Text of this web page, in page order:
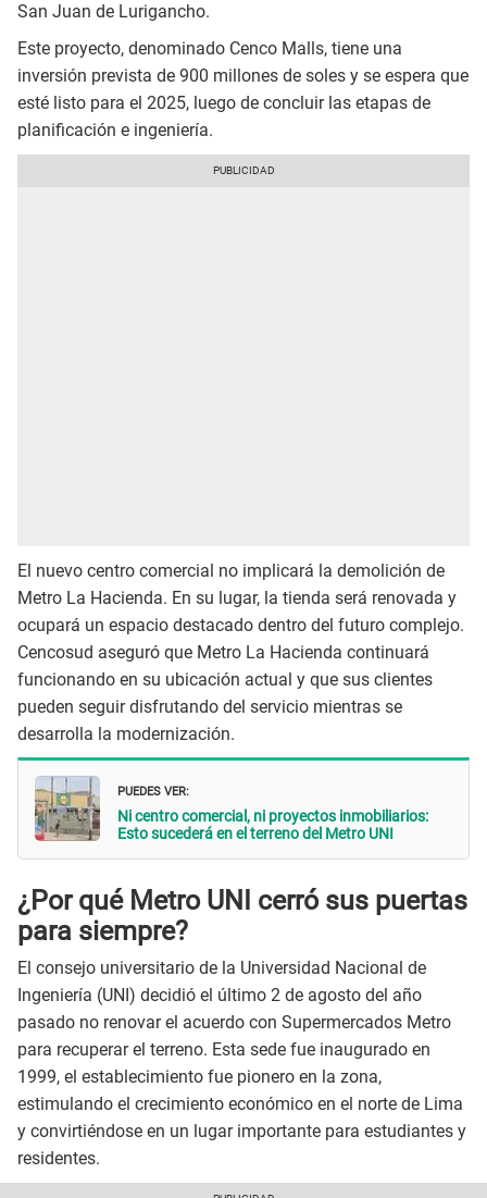
San Juan de Lurigancho.
Este proyecto, denominado Cenco Malls, tiene una
inversión prevista de 900 millones de soles y se espera que
esté listo para el 2025, luego de concluir las etapas de
planificación e ingeniería.
El nuevo centro comercial no implicará la demolición de
Metro La Hacienda. En su lugar, la tienda será renovada y
ocupará un espacio destacado dentro del futuro complejo.
Cencosud aseguró que Metro La Hacienda continuará
funcionando en su ubicación actual y que sus clientes
pueden seguir disfrutando del servicio mientras se
desarrolla la modernización.
PUEDES VER:
Ni centro comercial, ni proyectos inmobiliarios:
Esto sucederá en el terreno del Metro UNI
¿Por qué Metro UNI cerró sus puertas
para siempre?
El consejo universitario de la Universidad Nacional de
Ingeniería (UNI) decidió el último 2 de agosto del año
pasado no renovar el acuerdo con Supermercados Metro
para recuperar el terreno. Esta sede fue inaugurado en
1999, el establecimiento fue pionero en la zona,
estimulando el crecimiento económico en el norte de Lima
y convirtiéndose en un lugar importante para estudiantes y
residentes.